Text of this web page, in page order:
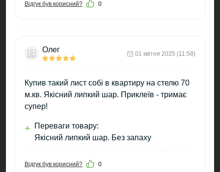
Відгук був корисний? 0
Олег 01 квітня 2025 (11:58)
Купив такий лист собі в квартиру на стелю 70
м.кв. Якісний липкий шар. Приклеїв - тримає
супер!
+
Переваги товару:
Якісний липкий шар. Без запаху
Відгук був корисний? 0